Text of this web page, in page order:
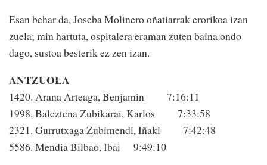
Esan behar da, Joseba Molinero oñatiarrak erorikoa izan
zuela; min hartuta, ospitalera eraman zuten baina ondo
dago, sustoa besterik ez zen izan.
ANTZUOLA
1420. Arana Arteaga, Benjamin 7:16:11
1998. Baleztena Zubikarai, Karlos 7:33:58
2321. Gurrutxaga Zubimendi, Iñaki 7:42:48
5586. Mendia Bilbao, Ibai 9:49:10